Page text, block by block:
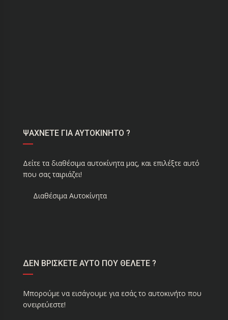
ΨΑΧΝΕΤΕ ΓΙΑ ΑΥΤΟΚΙΝΗΤΟ ?
Δείτε τα διαθέσιμα αυτοκίνητα μας, και επιλέξτε αυτό
που σας ταιριάζει!
Διαθέσιμα Αυτοκίνητα
ΔΕΝ ΒΡΙΣΚΕΤΕ ΑΥΤΟ ΠΟΥ ΘΕΛΕΤΕ ?
Μπορούμε να εισάγουμε για εσάς το αυτοκινήτο που
ονειρεύεστε!